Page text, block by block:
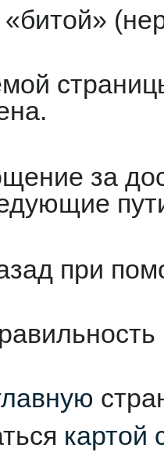
за
при
картой